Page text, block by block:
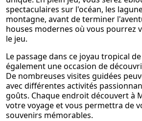
spectaculaires sur l'océan, les
montagne, avant de terminer
houses modernes où vous pourrez
le jeu.
Le passage dans ce joyau tropical
également une occasion de
De nombreuses visites guidées
avec différentes activités
goûts. Chaque endroit découvert à
votre voyage et vous permettra de
souvenirs mémorables.